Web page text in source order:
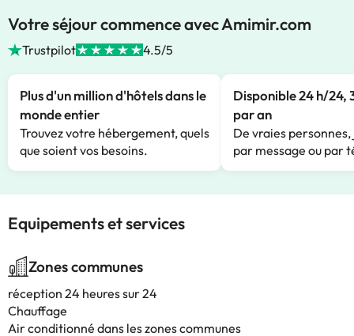
Votre séjour commence avec Amimir.com
Trustpilot 4.5/5
Plus d'un million d'hôtels dans le
monde entier
Trouvez votre hébergement, quels
que soient vos besoins.
Disponible 24 h/24,
par an
De vraies
par message ou par
Equipements et services
Zones communes
réception 24 heures sur 24
Chauffage
Air conditionné dans les zones communes